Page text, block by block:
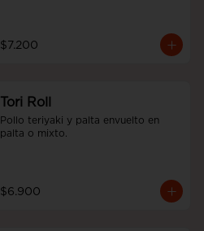
$7.200
Tori Roll
Pollo teriyaki y palta envuelto en
palta o mixto.
$6.900